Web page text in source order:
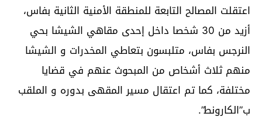
اعتقلت المصالح التابعة للمنطقة الأمنية الثانية بفاس،
أزيد من 30 شخصا داخل إحدى مقاهي الشيشا بحي
النرجس بفاس، متلبسون بتعاطي المخدرات و الشيشا
منهم ثلاث أشخاص من المبحوث عنهم في قضايا
مختلفة، كما تم اعتقال مسير المقهى بدوره و الملقب
ب”الكارونط”.